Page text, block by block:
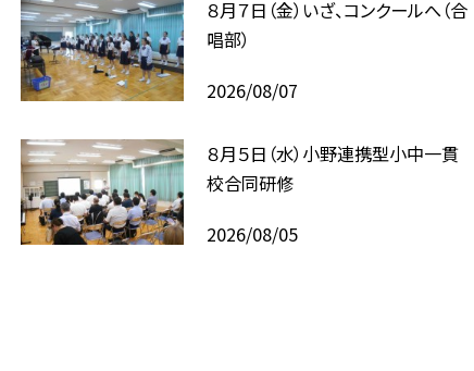
８月７日（金）いざ、コンクールへ（合
唱部）
2026/08/07
８月５日（水）小野連携型小中一貫
校合同研修
2026/08/05